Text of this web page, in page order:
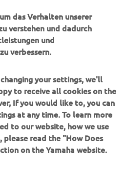
das Verhalten unserer
verstehen und dadurch
und
verbessern.
your settings, we'll
to receive all cookies on the
If you would like to, you can
at any time. To learn more
to our website, how we use
read the "How Does
on the Yamaha website.